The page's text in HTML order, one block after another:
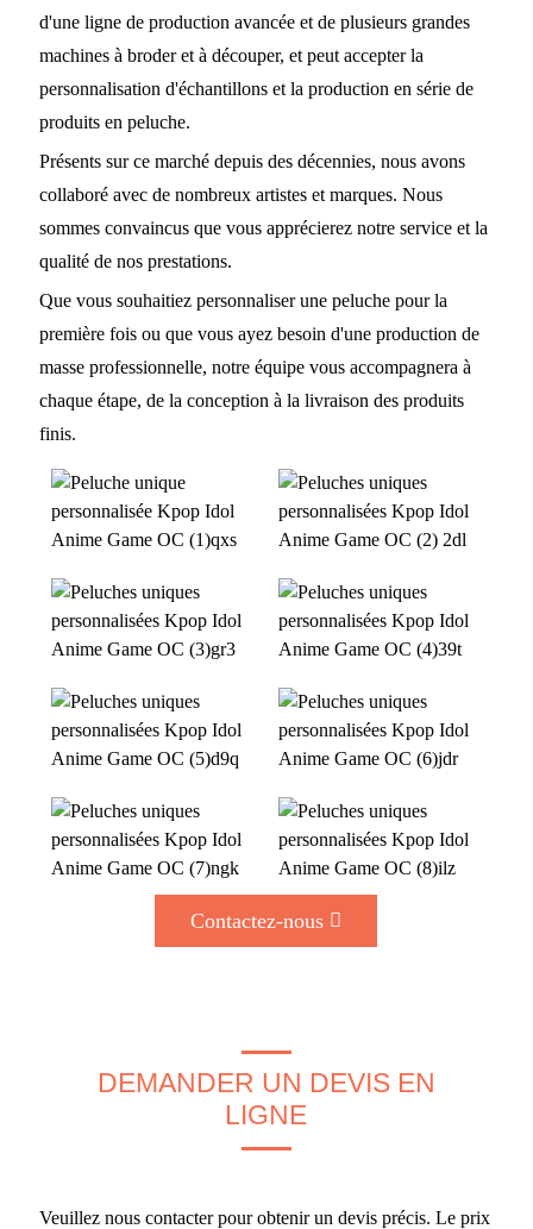
d'une ligne de production avancée et de plusieurs grandes
machines à broder et à découper, et peut accepter la
personnalisation d'échantillons et la production en série de
produits en peluche.
Présents sur ce marché depuis des décennies, nous avons
collaboré avec de nombreux artistes et marques. Nous
sommes convaincus que vous apprécierez notre service et la
qualité de nos prestations.
Que vous souhaitiez personnaliser une peluche pour la
première fois ou que vous ayez besoin d'une production de
masse professionnelle, notre équipe vous accompagnera à
chaque étape, de la conception à la livraison des produits
finis.
Contactez-nous
DEMANDER UN DEVIS EN
LIGNE
Veuillez nous contacter pour obtenir un devis précis. Le prix